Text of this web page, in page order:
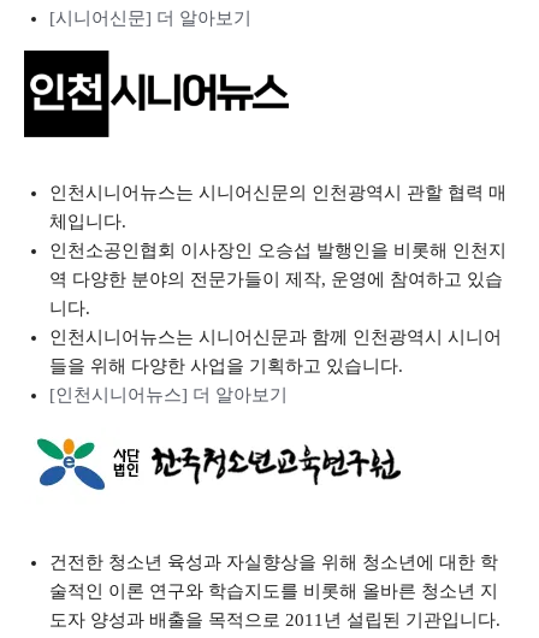
[시니어신문] 더 알아보기
인천시니어뉴스는 시니어신문의 인천광역시 관할 협력 매
체입니다.
인천소공인협회 이사장인 오승섭 발행인을 비롯해 인천지
역 다양한 분야의 전문가들이 제작, 운영에 참여하고 있습
니다.
인천시니어뉴스는 시니어신문과 함께 인천광역시 시니어
들을 위해 다양한 사업을 기획하고 있습니다.
[인천시니어뉴스] 더 알아보기
건전한 청소년 육성과 자실향상을 위해 청소년에 대한 학
술적인 이론 연구와 학습지도를 비롯해 올바른 청소년 지
도자 양성과 배출을 목적으로 2011년 설립된 기관입니다.